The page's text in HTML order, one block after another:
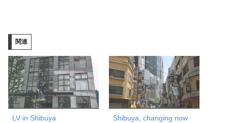
み
中…
関連
LV in Shibuya
Shibuya, changing now